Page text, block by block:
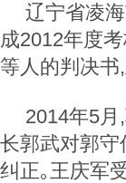
辽宁省凌
成2012年度
等人的判决书
2014年5
长郭武对郭
纠正｡王庆军